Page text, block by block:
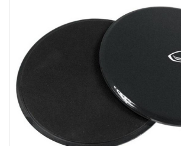
ย้อนกลับ
เครื่องดื่มและผงชงดื่ม
เครื่องปรุงรสและของแห้ง
ขนมขบเคี้ยว และช็อคโกแลต
ย้อนกลับ
ย้อนกลับ
ย้อนกลับ
ย้อนกลับ
ย้อนกลับ
ย้อนกลับ
ย้อนกลับ
มือถือ
ย้อนกลับ
ย้อนกลับ
พระเครื่อง test pop
ย้อนกลับ